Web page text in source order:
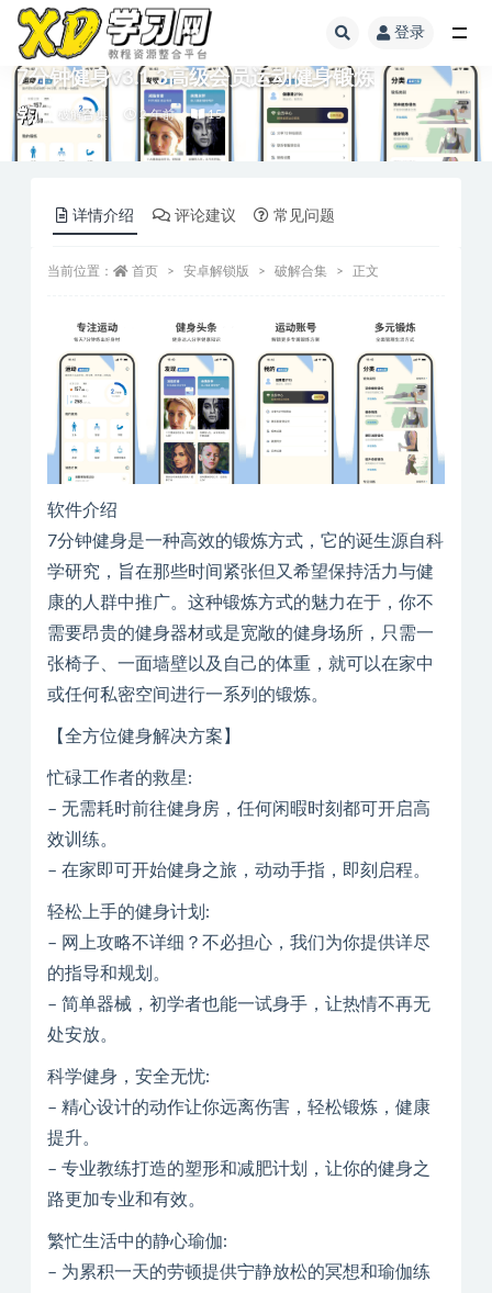
登录
7分钟健身v3.1.3高级会员运动健身锻炼
破解合集 2 年前 15
详情介绍 评论建议 常见问题
当前位置： 首页 安卓解锁版 破解合集 正文
软件介绍
7分钟健身是一种高效的锻炼方式，它的诞生源自科
学研究，旨在那些时间紧张但又希望保持活力与健
康的人群中推广。这种锻炼方式的魅力在于，你不
需要昂贵的健身器材或是宽敞的健身场所，只需一
张椅子、一面墙壁以及自己的体重，就可以在家中
或任何私密空间进行一系列的锻炼。
【全方位健身解决方案】
忙碌工作者的救星:
– 无需耗时前往健身房，任何闲暇时刻都可开启高
效训练。
– 在家即可开始健身之旅，动动手指，即刻启程。
轻松上手的健身计划:
– 网上攻略不详细？不必担心，我们为你提供详尽
的指导和规划。
– 简单器械，初学者也能一试身手，让热情不再无
处安放。
科学健身，安全无忧:
– 精心设计的动作让你远离伤害，轻松锻炼，健康
提升。
– 专业教练打造的塑形和减肥计划，让你的健身之
路更加专业和有效。
繁忙生活中的静心瑜伽:
– 为累积一天的劳顿提供宁静放松的冥想和瑜伽练